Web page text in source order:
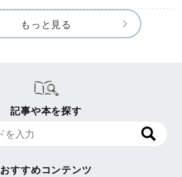
もっと見る
記事や本を探す
おすすめコンテンツ